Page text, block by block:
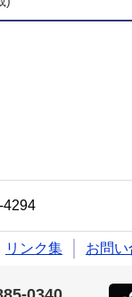
4294
リンク集 お問